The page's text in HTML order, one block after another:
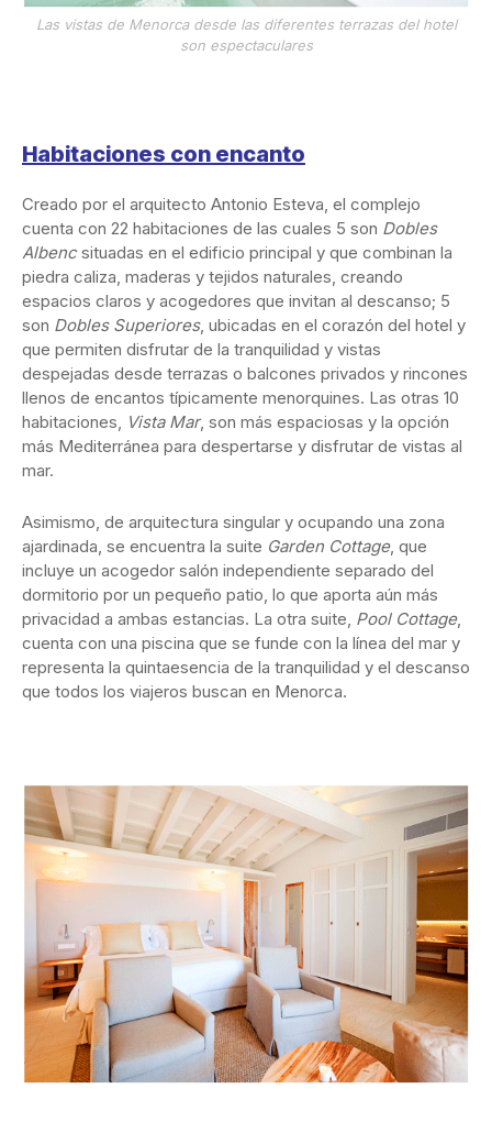
Las vistas de Menorca desde las diferentes terrazas del hotel
son espectaculares
Habitaciones con encanto
Creado por el arquitecto Antonio Esteva, el complejo
cuenta con 22 habitaciones de las cuales 5 son Dobles
Albencsituadas en el edificio principal y que combinan la
piedra caliza, maderas y tejidos naturales, creando
espacios claros y acogedores que invitan al descanso; 5
son Dobles Superiores, ubicadas en el corazón del hotel y
que permiten disfrutar de la tranquilidad y vistas
despejadas desde terrazas o balcones privados y rincones
llenos de encantos típicamente menorquines. Las otras 10
habitaciones, Vista Mar, son más espaciosas y la opción
más Mediterránea para despertarse y disfrutar de vistas al
mar.
Asimismo, de arquitectura singular y ocupando una zona
ajardinada, se encuentra la suite Garden Cottage, que
incluye un acogedor salón independiente separado del
dormitorio por un pequeño patio, lo que aporta aún más
privacidad a ambas estancias. La otra suite, Pool Cottage,
cuenta con una piscina que se funde con la línea del mar y
representa la quintaesencia de la tranquilidad y el descanso
que todos los viajeros buscan en Menorca.